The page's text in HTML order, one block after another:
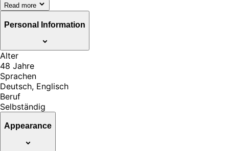
Read more
Personal Information
Alter
48 Jahre
Sprachen
Deutsch, Englisch
Beruf
Selbständig
Appearance